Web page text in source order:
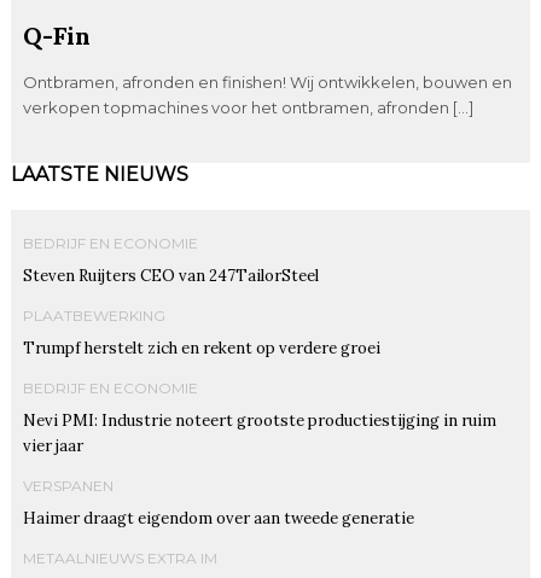
Q-Fin
Ontbramen, afronden en finishen! Wij ontwikkelen, bouwen en
verkopen topmachines voor het ontbramen, afronden […]
LAATSTE NIEUWS
BEDRIJF EN ECONOMIE
Steven Ruijters CEO van 247TailorSteel
PLAATBEWERKING
Trumpf herstelt zich en rekent op verdere groei
BEDRIJF EN ECONOMIE
Nevi PMI: Industrie noteert grootste productiestijging in ruim
vier jaar
VERSPANEN
Haimer draagt eigendom over aan tweede generatie
METAALNIEUWS EXTRA IM